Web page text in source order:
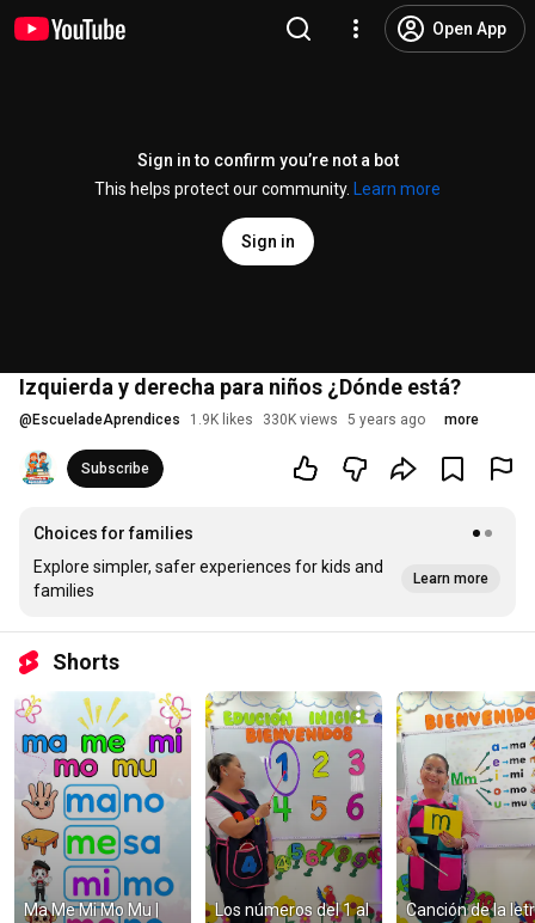
Open App
Sign in to confirm you’re not a bot
This helps protect our community.
Learn more
Sign in
Izquierda y derecha para niños ¿Dónde está?
@ EscueladeAprendices 1.9K likes 330K views 5 years ago more
Subscribe
Choices for families
Explore simpler, safer experiences for kids and
families
Learn more
Shorts
Ma Me Mi Mo Mu |
Los números del 1 al
Canción de la